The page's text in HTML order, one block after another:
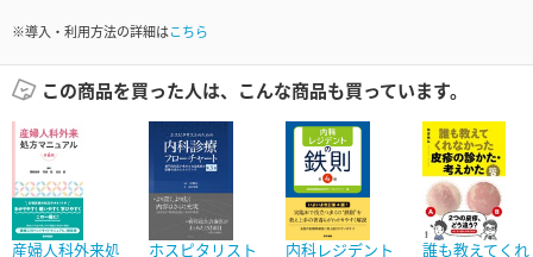
※導入・利用方法の詳細はこちら
この商品を買った人は、こんな商品も買っています。
産婦人科外来処
ホスピタリスト
内科レジデント
誰も教えてくれ